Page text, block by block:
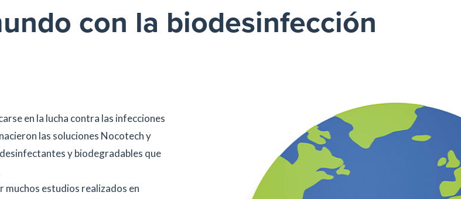
con la biodesinfección
en la lucha contra las infecciones
las soluciones Nocotech y
y biodegradables que
muchos estudios realizados en